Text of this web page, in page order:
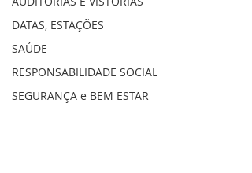
DATAS, ESTAÇÕES
SAÚDE
RESPONSABILIDADE SOCIAL
SEGURANÇA e BEM ESTAR